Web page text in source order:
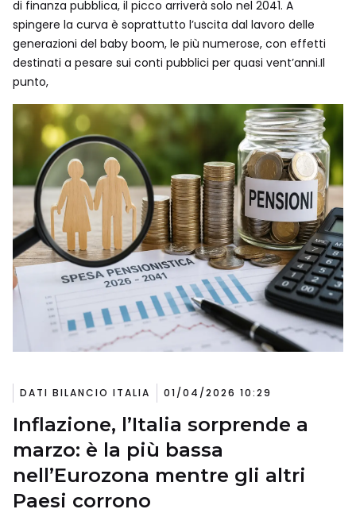
di finanza pubblica, il picco arriverà solo nel 2041. A
spingere la curva è soprattutto l’uscita dal lavoro delle
generazioni del baby boom, le più numerose, con effetti
destinati a pesare sui conti pubblici per quasi vent’anni.Il
punto,
DATI BILANCIO ITALIA 01/04/2026 10:29
Inflazione, l’Italia sorprende a
marzo: è la più bassa
nell’Eurozona mentre gli altri
Paesi corrono